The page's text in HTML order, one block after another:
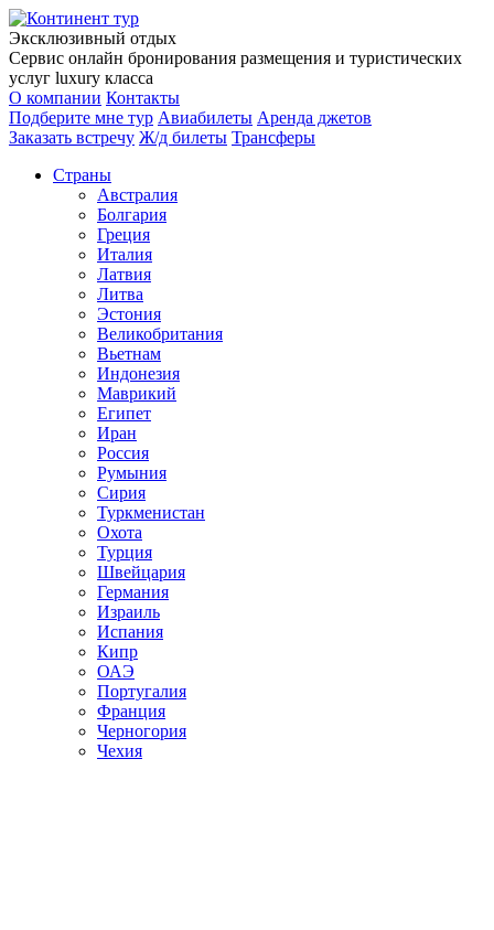
Эксклюзивный отдых
Сервис онлайн бронирования размещения и туристических
услуг luxury класса
О компании Контакты
Подберите мне тур Авиабилеты Аренда джетов
Заказать встречу Ж/д билеты Трансферы
Страны
Австралия
Болгария
Греция
Италия
Латвия
Литва
Эстония
Великобритания
Вьетнам
Индонезия
Маврикий
Египет
Иран
Россия
Румыния
Сирия
Туркменистан
Охота
Турция
Швейцария
Германия
Израиль
Испания
Кипр
ОАЭ
Португалия
Франция
Черногория
Чехия